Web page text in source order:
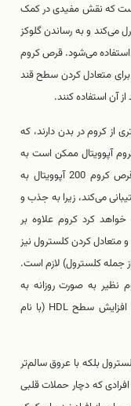
که نقش مفیدی در کمک
می‌کند و به رساندن گلوکز
استفاده می‌شود. قرص کروم
برای متعادل کردن سطح قند
استفاده کنند.
هستند سطوح کمتری از کروم در بدن دارند، که
آپوویتال ممکن است به
تعادل سطح قند خون کمک کند. علاوه بر این، قرص کروم 200 آپوویتال به
می‌کند، زیرا به جذب و
کرد کروم علاوه بر
متعادل کردن کلسترول نیز
جمله کلسترول) لازم است.
به صورت روزانه به
کاهش سطح LDL (با نام مستعار کلسترول بد) و افزایش سطح HDL (با نام
بلکه با عروق سالم‌تر
که دچار حملات قلبی